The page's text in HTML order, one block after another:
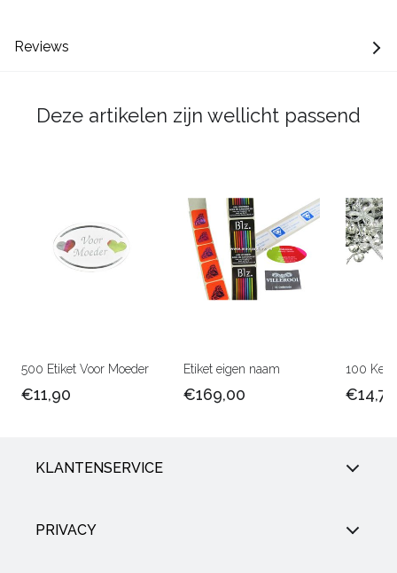
Reviews
Deze artikelen zijn wellicht passend
500 Etiket Voor Moeder
€11,90
Etiket eigen naam
€169,00
100
€14,75
KLANTENSERVICE
PRIVACY